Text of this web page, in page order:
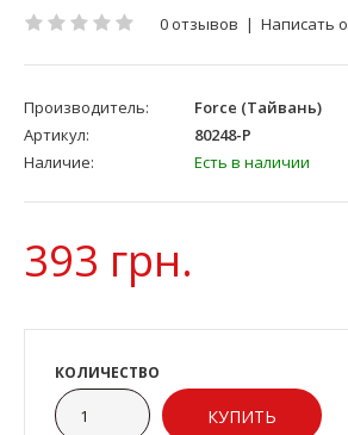
0 отзывов | Написать
Производитель:
Force (Тайвань)
Артикул:
80248-P
Наличие:
Есть в наличии
393 грн.
КОЛИЧЕСТВО